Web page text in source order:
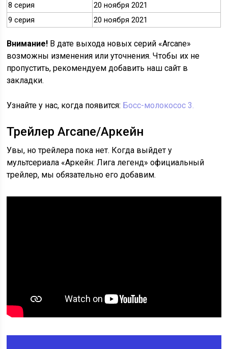
8 серия
20 ноября 2021
9 серия
20 ноября 2021
Внимание! В дате выхода новых серий «Arcane»
возможны изменения или уточнения. Чтобы их не
пропустить, рекомендуем добавить наш сайт в
закладки.
Узнайте у нас, когда появится: Босс-молокосос 3.
Трейлер Arcane/Аркейн
Увы, но трейлера пока нет. Когда выйдет у
мультсериала «Аркейн: Лига легенд» официальный
трейлер, мы обязательно его добавим.